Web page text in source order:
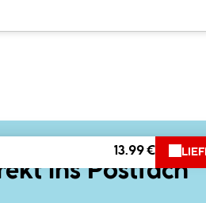
13.99 €
ins Postfach